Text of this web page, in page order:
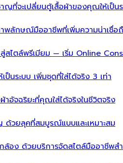
ญที่จะเปลี่ยนตู้เสื้อผ้าของคุณให้เป็นร
พลักษณ์มืออาชีพที่เพิ่มความน่าเชื่อถื
สไตล์พรีเมียม — เริ่ม Online
ป็นระบบ เพิ่มชุดที่ใส่ได้จริง 3 เท่า
าอัจฉริยะที่คุณใส่ได้จริงในชีวิตจริง
ด้วยลุคที่สมบูรณ์แบบและเหมาะสม
ล้อง ด้วยบริการจัดสไตล์มืออาชีพส